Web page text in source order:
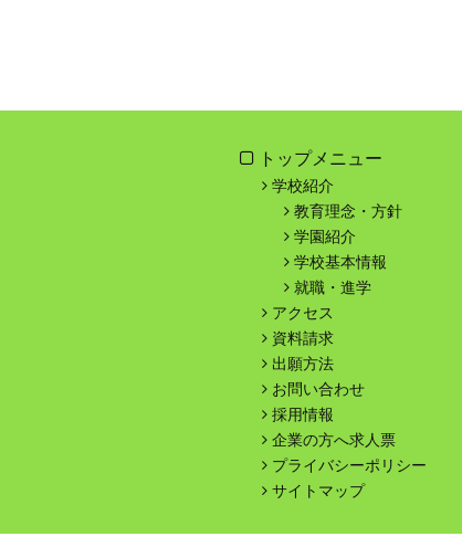
トップメニュー
学校紹介
教育理念・方針
学園紹介
学校基本情報
就職・進学
アクセス
資料請求
出願方法
お問い合わせ
採用情報
企業の方へ求人票
プライバシーポリシー
サイトマップ